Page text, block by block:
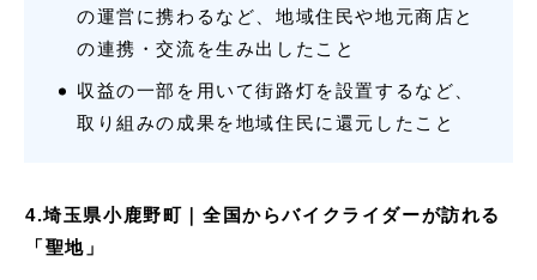
の運営に携わるなど、地域住民や地元商店と
の連携・交流を生み出したこと
収益の一部を用いて街路灯を設置するなど、
取り組みの成果を地域住民に還元したこと
4.埼玉県小鹿野町｜全国からバイクライダーが訪れる
「聖地」